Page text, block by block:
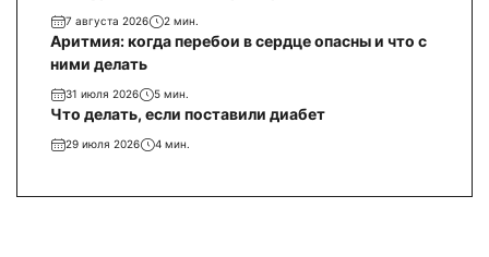
7 августа 2026 2 мин.
Аритмия: когда перебои в сердце опасны и что с
ними делать
31 июля 2026 5 мин.
Что делать, если поставили диабет
29 июля 2026 4 мин.